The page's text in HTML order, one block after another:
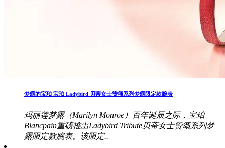
梦露的宝珀 宝珀 Ladybird 贝蒂女士赞颂系列梦露限定款腕表
玛丽莲梦露（Marilyn Monroe）百年诞辰之际，宝珀
Blancpain重磅推出Ladybird Tribute贝蒂女士赞颂系列梦
露限定款腕表。该限定..